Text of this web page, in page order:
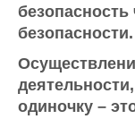
безопасности.
одиночку –